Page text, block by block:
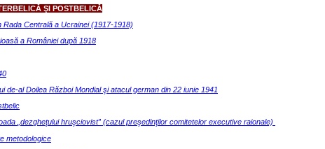
ŞI POSTBELICĂ
Rada Centrală a Ucrainei (1917-1918)
a României după 1918
al Doilea Război Mondial şi atacul german din 22 iunie 1941
„dezgheţului hruşciovist” (cazul preşedinţilor comitetelor executive raionale)
metodologice